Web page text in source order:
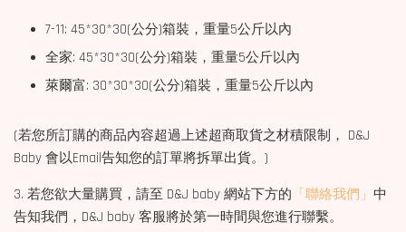
7-11: 45*30*30(公分)箱裝，重量5公斤以內
全家: 45*30*30(公分)箱裝，重量5公斤以內
萊爾富: 30*30*30(公分)箱裝，重量5公斤以內
(若您所訂購的商品內容超過上述超商取貨之材積限制， D&J
Baby 會以Email告知您的訂單將拆單出貨。)
3. 若您欲大量購買，請至 D&J baby 網站下方的 「聯絡我們」 中
告知我們，D&J baby 客服將於第一時間與您進行聯繫。